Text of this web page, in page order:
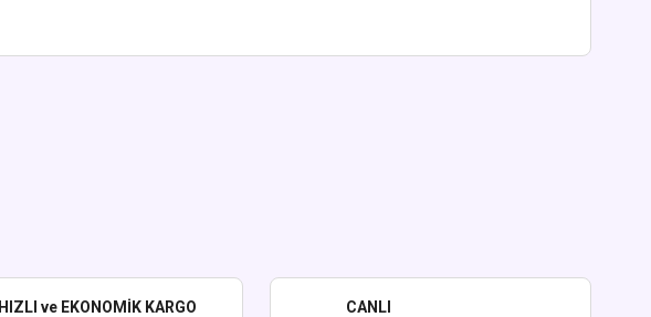
HIZLI ve EKONOMİK KARGO
CANLI